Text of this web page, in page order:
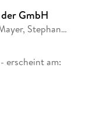
GmbH
Stephan
- erscheint am: